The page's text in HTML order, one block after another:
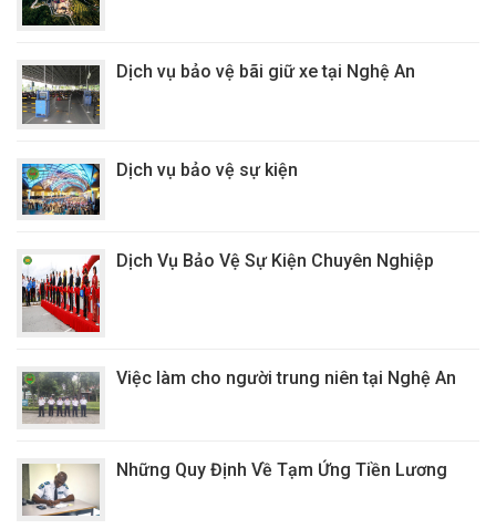
Dịch vụ bảo vệ bãi giữ xe tại Nghệ An
Dịch vụ bảo vệ sự kiện
Dịch Vụ Bảo Vệ Sự Kiện Chuyên Nghiệp
Việc làm cho người trung niên tại Nghệ An
Những Quy Định Về Tạm Ứng Tiền Lương